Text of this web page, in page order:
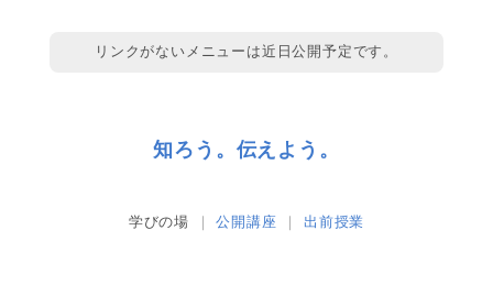
リンクがないメニューは近日公開予定です。
知ろう。伝えよう。
学びの場 公開講座 出前授業